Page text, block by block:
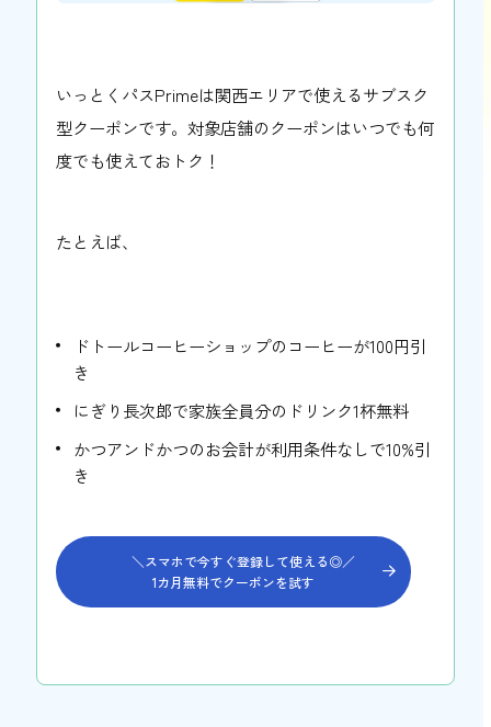
いっとくパスPrimeは関西エリアで使えるサブスク
型クーポンです。対象店舗のクーポンはいつでも何
度でも使えておトク！
たとえば、
ドトールコーヒーショップのコーヒーが100円引
き
にぎり長次郎で家族全員分のドリンク1杯無料
かつアンドかつのお会計が利用条件なしで10%引
き
＼スマホで今すぐ登録して使える◎／
1カ月無料でクーポンを試す